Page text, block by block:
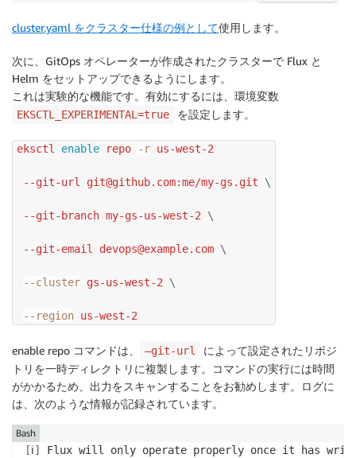
cluster.yaml をクラスター仕様の例として使用します。
次に、GitOps オペレーターが作成されたクラスターで Flux と
Helm をセットアップできるようにします。
これは実験的な機能です。有効にするには、環境変数
EKSCTL_EXPERIMENTAL=true を設定します。
eksctl enable repo -r us-west-2
--git-url git@github.com:me/my-gs.git \
--git-branch my-gs-us-west-2 \
--git-email devops@example.com \
--cluster gs-us-west-2 \
--region us-west-2
enable repo コマンドは、 —git-url
によって設定されたリポジ
トリを一時ディレクトリに複製します。コマンドの実行には時間
がかかるため、出力をスキャンすることをお勧めします。ログに
は、次のような情報が記録されています。
[ℹ] Flux will only operate properly once it has
Bash